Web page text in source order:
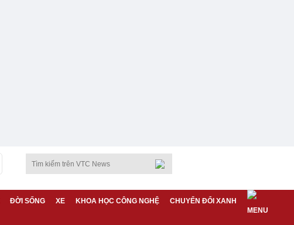
ĐỜI SỐNG XE KHOA HỌC CÔNG NGHỆ CHUYỂN ĐỔI XANH